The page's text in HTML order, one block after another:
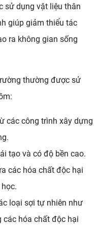
sử dụng vật liệu thân
giúp giảm thiểu tác
ra không gian sống
thường được sử
các công trình xây dựng
tạo và có độ bền cao.
các hóa chất độc hại
loại sợi tự nhiên như
các hóa chất độc hại